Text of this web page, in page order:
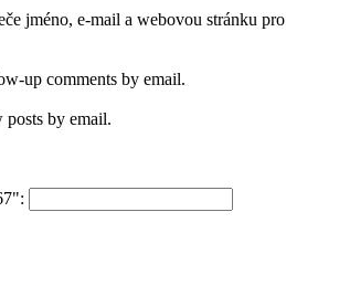
jméno, e-mail a webovou stránku pro
up comments by email.
by email.